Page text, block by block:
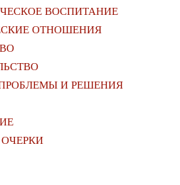
ВОСПИТАНИЕ
ОТНОШЕНИЯ
И РЕШЕНИЯ